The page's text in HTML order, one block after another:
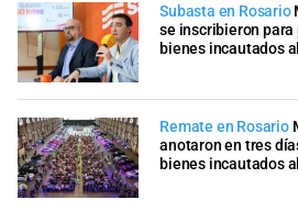
Subasta en Rosario
se inscribieron
bienes incautados
Remate en Rosario
anotaron en tres
bienes incautados